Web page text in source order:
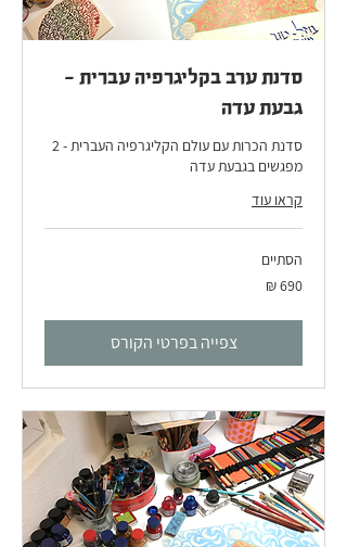
סדנת ערב בקליגרפיה עברית -
גבעת עדה
סדנת הכרות עם עולם הקליגרפיה העברית - 2
מפגשים בגבעת עדה
קראו עוד
הסתיים
690
שקלים
צפייה בפרטי הקורס